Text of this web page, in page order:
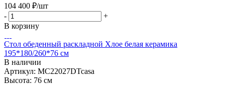
104 400 ₽/шт
-
+
В корзину
Стол обеденный раскладной Хлое белая керамика
195*180/260*76 см
В наличии
Артикул: MC22027DTcasa
Высота: 76 см